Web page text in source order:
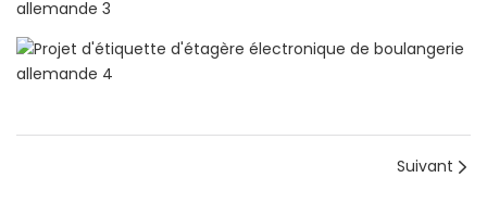
Suivant